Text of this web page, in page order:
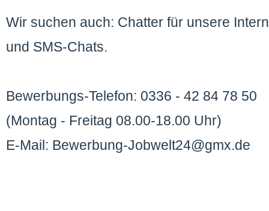
Wir suchen auch: Chatter für unsere
und SMS-Chats.
Bewerbungs-Telefon: 0336 - 42 84 78 50
(Montag - Freitag 08.00-18.00 Uhr)
E-Mail: Bewerbung-Jobwelt24@gmx.de